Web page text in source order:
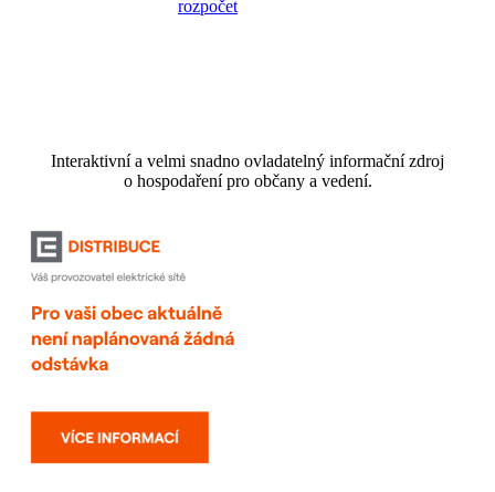
Interaktivní a velmi snadno ovladatelný informační zdroj
o hospodaření pro občany a vedení.